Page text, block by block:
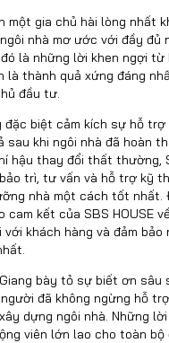
một gia chủ hài lòng nhất
nhà mơ ước với đầy đủ
là những lời khen ngợi từ
là thành quả xứng đáng
đầu tư.
đặc biệt cảm kích sự hỗ
sau khi ngôi nhà đã hoàn
hậu thay đổi thất thường,
trì, tư vấn và hỗ trợ kỹ
nhà một cách tốt nhất.
cam kết của SBS HOUSE
với khách hàng và đảm bảo
bày tỏ sự biết ơn sâu
người đã không ngừng hỗ
dựng ngôi nhà. Những
viên lớn lao cho toàn bộ